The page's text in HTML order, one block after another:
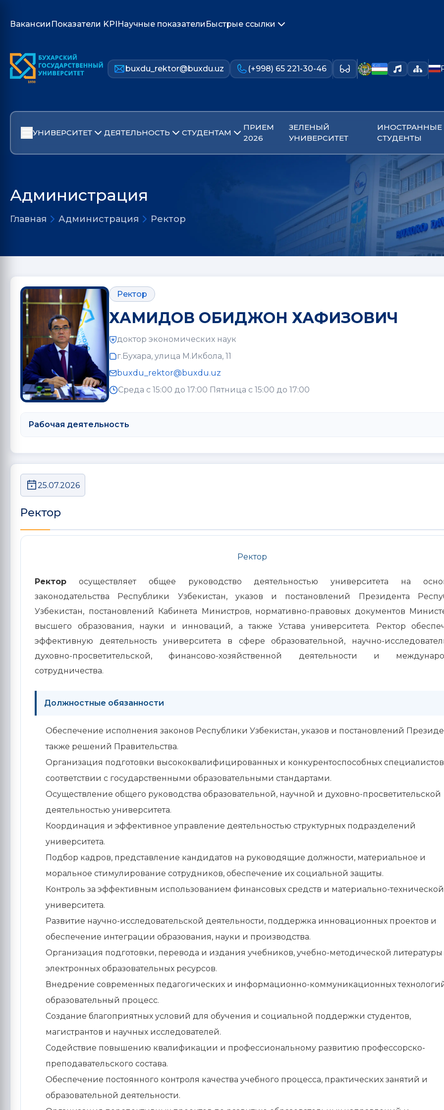
Вакансии Показатели KPIНаучные показатели Быстрые ссылки
buxdu_rektor@buxdu.uz (+998) 65 221-30-46
УНИВЕРСИТЕТ ДЕЯТЕЛЬНОСТЬ СТУДЕНТАМ
ПРИЕМ
2026
ЗЕЛЕНЫЙ
УНИВЕРСИТЕТ
ИНОСТРАННЫЕ
СТУДЕНТЫ
Администрация
Главная Администрация Ректор
Ректор
ХАМИДОВ ОБИДЖОН ХАФИЗОВИЧ
доктор экономических наук
г.Бухара, улица М.Икбола, 11
buxdu_rektor@buxdu.uz
Среда с 15:00 до 17:00 Пятница с 15:00 до 17:00
Рабочая деятельность
25.07.2026
Ректор
Ректор
Ректор осуществляет общее руководство деятельностью университета на
законодательства Республики Узбекистан, указов и постановлений Президента
Узбекистан, постановлений Кабинета Министров, нормативно-правовых документов
высшего образования, науки и инноваций, а также Устава университета. Ректор
эффективную деятельность университета в сфере образовательной, научно-
духовно-просветительской, финансово-хозяйственной деятельности и
сотрудничества.
Должностные обязанности
Обеспечение исполнения законов Республики Узбекистан, указов и постановлений
также решений Правительства.
Организация подготовки высококвалифицированных и конкурентоспособных
соответствии с государственными образовательными стандартами.
Осуществление общего руководства образовательной, научной и духовно-просветительской
деятельностью университета.
Координация и эффективное управление деятельностью структурных подразделений
университета.
Подбор кадров, представление кандидатов на руководящие должности, материальное и
моральное стимулирование сотрудников, обеспечение их социальной защиты.
Контроль за эффективным использованием финансовых средств и материально-
университета.
Развитие научно-исследовательской деятельности, поддержка инновационных проектов и
обеспечение интеграции образования, науки и производства.
Организация подготовки, перевода и издания учебников, учебно-методической литературы
электронных образовательных ресурсов.
Внедрение современных педагогических и информационно-коммуникационных
образовательный процесс.
Создание благоприятных условий для обучения и социальной поддержки студентов,
магистрантов и научных исследователей.
Содействие повышению квалификации и профессиональному развитию профессорско-
преподавательского состава.
Обеспечение постоянного контроля качества учебного процесса, практических занятий и
образовательной деятельности.